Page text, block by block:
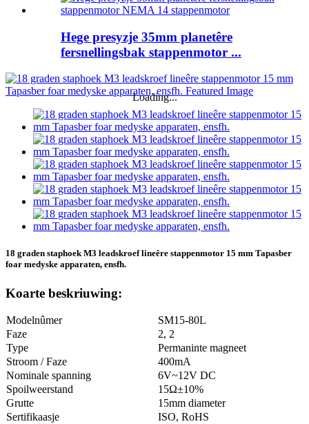
Hege presyzje 35mm planetêre
fersnellingsbak stappenmotor ...
Loading...
18 graden staphoek M3 leadskroef lineêre stappenmotor 15 mm Tapasber
foar medyske apparaten, ensfh.
Koarte beskriuwing:
Modelnûmer
SM15-80L
Faze
2, 2
Type
Permaninte magneet
Stroom / Faze
400mA
Nominale spanning
6V~12V DC
Spoilweerstand
15Ω±10%
Grutte
15mm diameter
Sertifikaasje
ISO, RoHS